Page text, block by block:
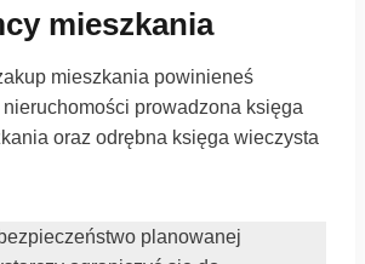
mieszkania
mieszkania powinieneś
prowadzona księga
oraz odrębna księga wieczysta
planowanej